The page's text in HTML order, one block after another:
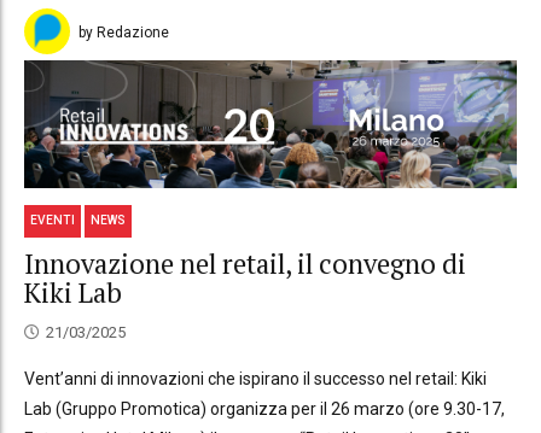
by Redazione
EVENTI NEWS
Innovazione nel retail, il convegno di
Kiki Lab
21/03/2025
Vent’anni di innovazioni che ispirano il successo nel retail: Kiki
Lab (Gruppo Promotica) organizza per il 26 marzo (ore 9.30-17,